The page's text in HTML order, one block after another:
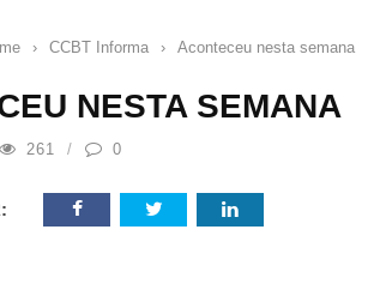
› CCBT Informa › Aconteceu nesta semana
NESTA SEMANA
261 0